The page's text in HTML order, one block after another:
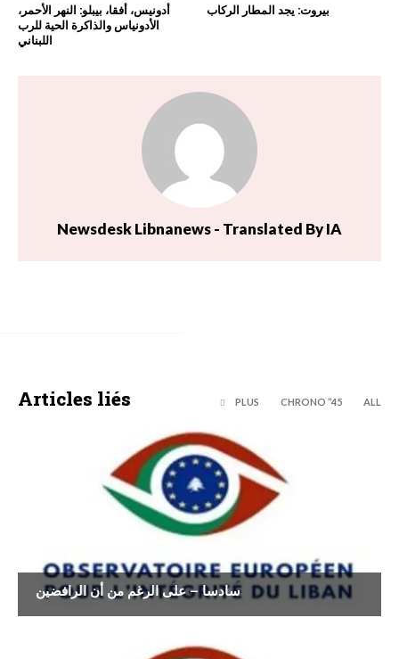
أدونيس، أفقا، بيبلو: النهر الأحمر،
الأدونياس والذاكرة الحية للرب
اللبناني
بيروت: يجد المطار الركاب
Newsdesk Libnanews - Translated By IA
Articles liés ALL
45’’ CHRONO
PLUS
سادسا – على الرغم من أن الرافضين